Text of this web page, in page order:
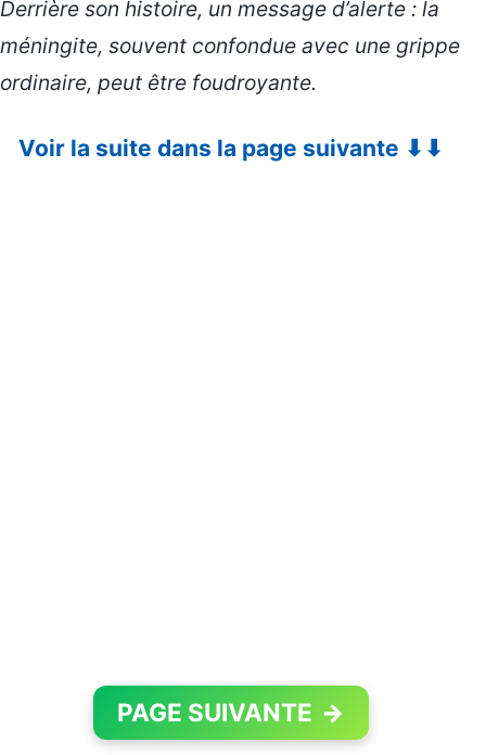
Derrière son histoire, un message d’alerte : la
méningite, souvent confondue avec une grippe
ordinaire, peut être foudroyante.
Voir la suite dans la page suivante ⬇⬇
PAGE SUIVANTE →